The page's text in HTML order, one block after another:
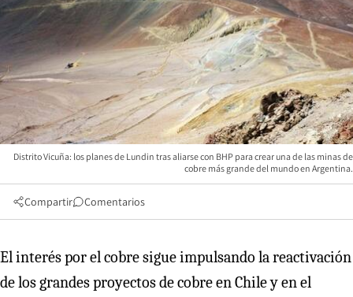
Distrito Vicuña: los planes de Lundin tras aliarse con BHP para crear una de las minas de
cobre más grande del mundo en Argentina.
Compartir Comentarios
El interés por el cobre sigue impulsando la reactivación
de los grandes proyectos de cobre en Chile y en el